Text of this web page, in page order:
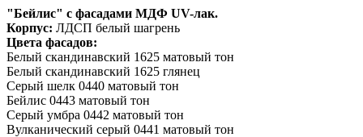
"Бейлис" с фасадами МДФ UV-лак.
Корпус: ЛДСП белый шагрень
Цвета фасадов:
Белый скандинавский 1625 матовый тон
Белый скандинавский 1625 глянец
Серый шелк 0440 матовый тон
Бейлис 0443 матовый тон
Серый умбра 0442 матовый тон
Вулканический серый 0441 матовый тон